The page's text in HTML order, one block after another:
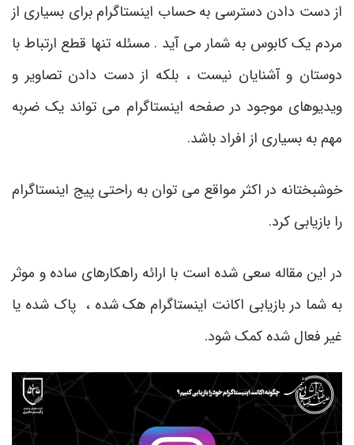
از دست دادن دسترسی به حساب اینستاگرام برای بسیاری از
مردم یک کابوس به شمار می آید . مسئله تنها قطع ارتباط با
دوستان و آشنایان نیست ، بلکه از دست دادن تصاویر و
ویدیوهای موجود در صفحه اینستاگرام می تواند یک ضربه
مهم به بسیاری از افراد باشد.
خوشبختانه در اکثر مواقع می توان به راحتی پیج اینستاگرام
را بازیابی کرد.
در این مقاله سعی شده است با ارائه راهکارهای ساده و موثر
به شما در بازیابی اکانت اینستاگرام هک شده ، پاک شده یا
غیر فعال شده کمک شود.